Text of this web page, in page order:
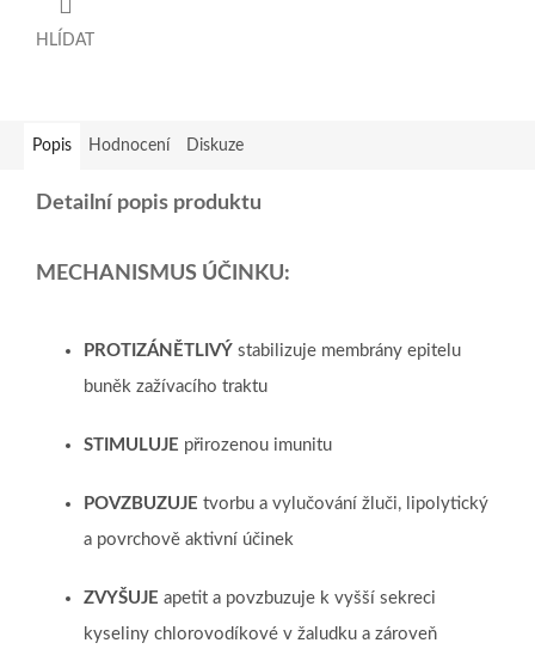
HLÍDAT
Popis Hodnocení Diskuze
Detailní popis produktu
MECHANISMUS ÚČINKU:
PROTIZÁNĚTLIVÝ stabilizuje membrány epitelu
buněk zažívacího traktu
STIMULUJE přirozenou imunitu
POVZBUZUJE tvorbu a vylučování žluči, lipolytický
a povrchově aktivní účinek
ZVYŠUJE apetit a povzbuzuje k vyšší sekreci
kyseliny chlorovodíkové v žaludku a zároveň